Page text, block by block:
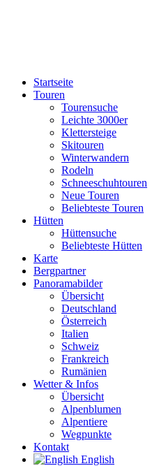
Startseite
Touren
Tourensuche
Leichte 3000er
Klettersteige
Skitouren
Winterwandern
Rodeln
Schneeschuhtouren
Neue Touren
Beliebteste Touren
Hütten
Hüttensuche
Beliebteste Hütten
Karte
Bergpartner
Panoramabilder
Übersicht
Deutschland
Österreich
Italien
Schweiz
Frankreich
Rumänien
Wetter & Infos
Übersicht
Alpenblumen
Alpentiere
Wegpunkte
Kontakt
English